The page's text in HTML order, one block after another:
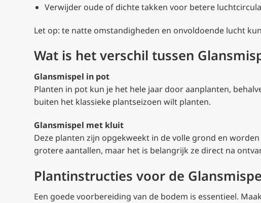
Verwijder oude of dichte takken voor betere
Let op: te natte omstandigheden en onvoldoende lucht
Wat is het verschil tussen
Glansmispel in pot
Planten in pot kun je het hele jaar door aanplanten,
buiten het klassieke plantseizoen wilt planten.
Glansmispel met kluit
Deze planten zijn opgekweekt in de volle grond en
grotere aantallen, maar het is belangrijk ze direct na
Plantinstructies voor de
Een goede voorbereiding van de bodem is essentieel.